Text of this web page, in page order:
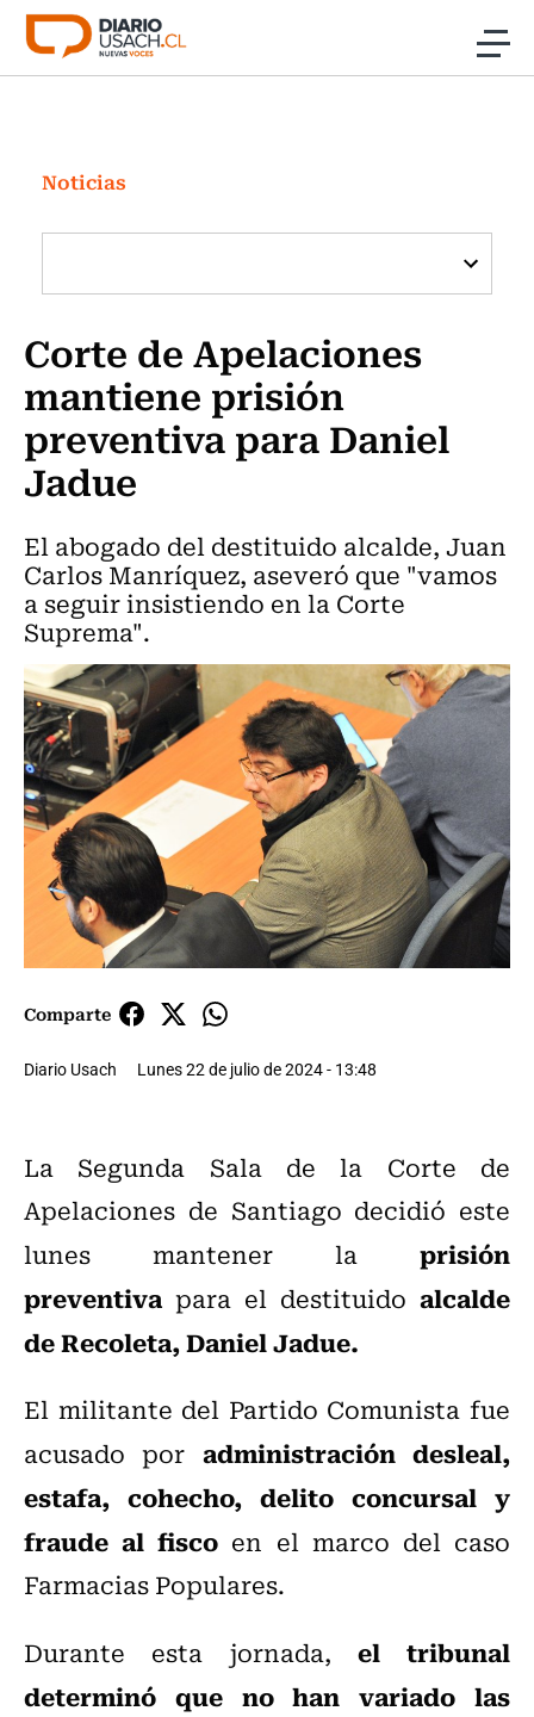
Click acá para ir directamente al contenido
Investigación
Cultura
Programas Radio y TV Usach
Noticias
Corte de Apelaciones
mantiene prisión
preventiva para Daniel
Jadue
El abogado del destituido alcalde, Juan
Carlos Manríquez, aseveró que "vamos
a seguir insistiendo en la Corte
Suprema".
Comparte
Diario Usach Lunes 22 de julio de 2024 - 13:48
La Segunda Sala de la Corte de
Apelaciones de Santiago decidió este
lunes mantener la prisión
preventiva para el destituido alcalde
de Recoleta, Daniel Jadue.
El militante del Partido Comunista fue
acusado por administración desleal,
estafa, cohecho, delito concursal y
fraude al fisco en el marco del caso
Farmacias Populares.
Durante esta jornada, el tribunal
determinó que no han variado las